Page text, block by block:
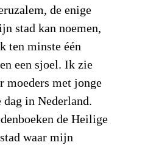
de enige
stad kan noemen,
ten minste één
een sjoel. Ik zie
moeders met jonge
dag in Nederland.
de Heilige
waar mijn